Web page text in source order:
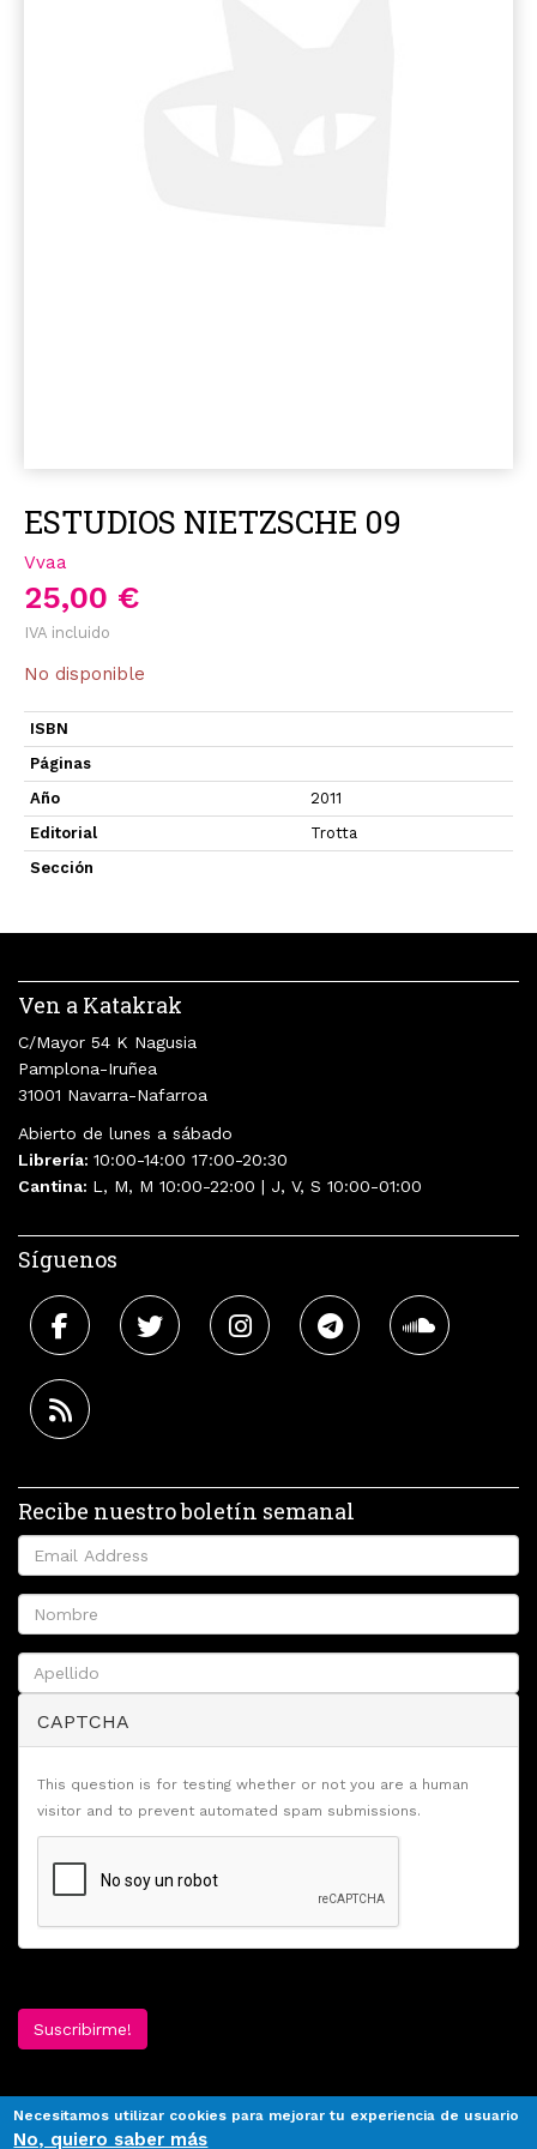
ESTUDIOS NIETZSCHE 09
Vvaa
25,00 €
IVA incluido
No disponible
ISBN
Páginas
Año
2011
Editorial
Trotta
Sección
Ven a Katakrak
C/Mayor 54 K Nagusia
Pamplona-Iruñea
31001 Navarra-Nafarroa
Abierto de lunes a sábado
Librería: 10:00-14:00 17:00-20:30
Cantina: L, M, M 10:00-22:00 | J, V, S 10:00-01:00
Síguenos
Recibe nuestro boletín semanal
CAPTCHA
This question is for testing whether or not you are a human
visitor and to prevent automated spam submissions.
Suscribirme!
Necesitamos utilizar cookies para mejorar tu experiencia de usuario
No, quiero saber más